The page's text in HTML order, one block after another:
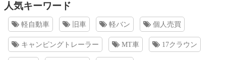
人気キーワード
軽自動車 旧車 軽バン 個人売買
キャンピングトレーラー MT車 17クラウン